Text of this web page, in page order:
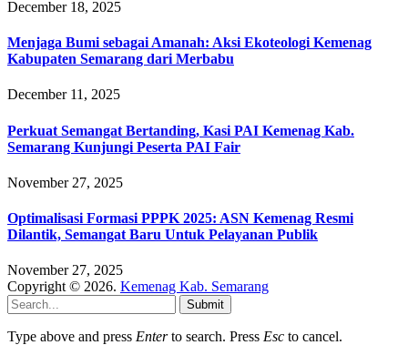
December 18, 2025
Menjaga Bumi sebagai Amanah: Aksi Ekoteologi Kemenag
Kabupaten Semarang dari Merbabu
December 11, 2025
Perkuat Semangat Bertanding, Kasi PAI Kemenag Kab.
Semarang Kunjungi Peserta PAI Fair
November 27, 2025
Optimalisasi Formasi PPPK 2025: ASN Kemenag Resmi
Dilantik, Semangat Baru Untuk Pelayanan Publik
November 27, 2025
Copyright © 2026. Kemenag Kab. Semarang
Submit
Type above and press Enterto search. Press Esc to cancel.